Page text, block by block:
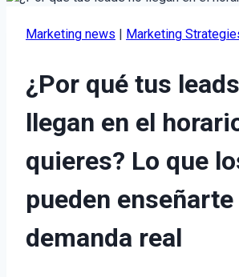
Marketing news Marketing
¿Por qué tus
llegan en el
quieres? Lo que
pueden
demanda real